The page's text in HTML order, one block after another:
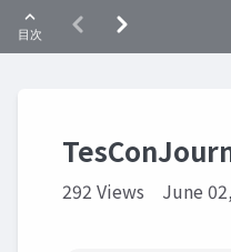
292 Views June